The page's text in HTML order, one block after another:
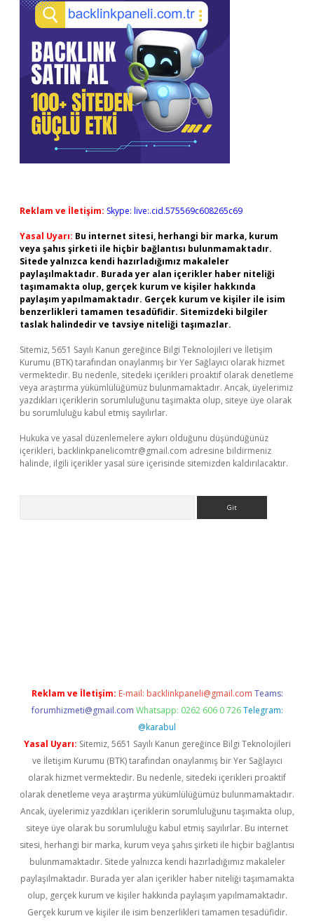
Reklam ve İletişim: Skype: live:.cid.575569c608265c69
Yasal Uyarı: Bu internet sitesi, herhangi bir marka, kurum
veya şahıs şirketi ile hiçbir bağlantısı bulunmamaktadır.
Sitede yalnızca kendi hazırladığımız makaleler
paylaşılmaktadır. Burada yer alan içerikler haber niteliği
taşımamakta olup, gerçek kurum ve kişiler hakkında
paylaşım yapılmamaktadır. Gerçek kurum ve kişiler ile isim
benzerlikleri tamamen tesadüfidir. Sitemizdeki bilgiler
taslak halindedir ve tavsiye niteliği taşımazlar.
Sitemiz, 5651 Sayılı Kanun gereğince Bilgi Teknolojileri ve İletişim
Kurumu (BTK) tarafından onaylanmış bir Yer Sağlayıcı olarak hizmet
vermektedir. Bu nedenle, sitedeki içerikleri proaktif olarak denetleme
veya araştırma yükümlülüğümüz bulunmamaktadır. Ancak, üyelerimiz
yazdıkları içeriklerin sorumluluğunu taşımakta olup, siteye üye olarak
bu sorumluluğu kabul etmiş sayılırlar.
Hukuka ve yasal düzenlemelere aykırı olduğunu düşündüğünüz
içerikleri, backlinkpanelicomtr@gmail.com adresine bildirmeniz
halinde, ilgili içerikler yasal süre içerisinde sitemizden kaldırılacaktır.
Reklam ve İletişim: E-mail: backlinkpaneli@gmail.com Teams:
forumhizmeti@gmail.com Whatsapp: 0262 606 0 726 Telegram:
@karabul
Yasal Uyarı: Sitemiz, 5651 Sayılı Kanun gereğince Bilgi Teknolojileri
ve İletişim Kurumu (BTK) tarafından onaylanmış bir Yer Sağlayıcı
olarak hizmet vermektedir. Bu nedenle, sitedeki içerikleri proaktif
olarak denetleme veya araştırma yükümlülüğümüz bulunmamaktadır.
Ancak, üyelerimiz yazdıkları içeriklerin sorumluluğunu taşımakta olup,
siteye üye olarak bu sorumluluğu kabul etmiş sayılırlar. Bu internet
sitesi, herhangi bir marka, kurum veya şahıs şirketi ile hiçbir bağlantısı
bulunmamaktadır. Sitede yalnızca kendi hazırladığımız makaleler
paylaşılmaktadır. Burada yer alan içerikler haber niteliği taşımamakta
olup, gerçek kurum ve kişiler hakkında paylaşım yapılmamaktadır.
Gerçek kurum ve kişiler ile isim benzerlikleri tamamen tesadüfidir.